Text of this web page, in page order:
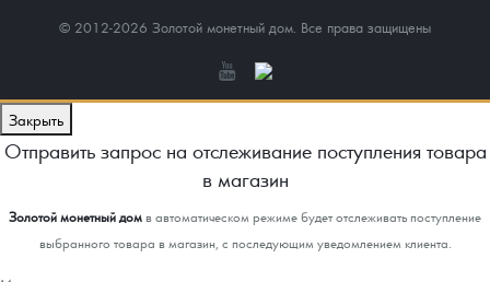
© 2012-2026 Золотой монетный дом. Все права защищены
Закрыть
Отправить запрос на отслеживание поступления товара
в магазин
Золотой монетный домв автоматическом режиме будет отслеживать поступление
выбранного товара в магазин, с последующим уведомлением клиента.